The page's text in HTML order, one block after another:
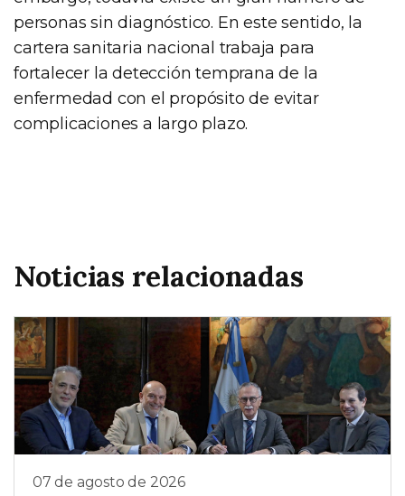
personas sin diagnóstico. En este sentido, la
cartera sanitaria nacional trabaja para
fortalecer la detección temprana de la
enfermedad con el propósito de evitar
complicaciones a largo plazo.
Noticias relacionadas
07 de agosto de 2026